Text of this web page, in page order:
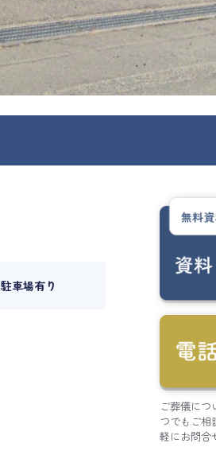
駐車場有り
ご葬儀に
つでもご相
軽にお問合